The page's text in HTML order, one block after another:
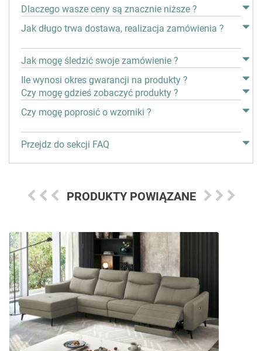
Dlaczego wasze ceny są znacznie niższe ?
Jak długo trwa dostawa, realizacja zamówienia ?
Jak mogę śledzić swoje zamówienie ?
Ile wynosi okres gwarancji na produkty ?
Czy mogę gdzieś zobaczyć produkty ?
Czy mogę poprosić o wzorniki ?
Przejdz do sekcji FAQ
PRODUKTY POWIĄZANE